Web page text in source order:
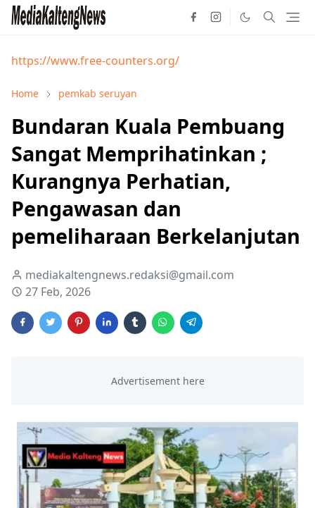
https://www.free-counters.org/
Home pemkab seruyan
Bundaran Kuala Pembuang
Sangat Memprihatinkan ;
Kurangnya Perhatian,
Pengawasan dan
pemeliharaan Berkelanjutan
mediakaltengnews.redaksi@gmail.com
27 Feb, 2026